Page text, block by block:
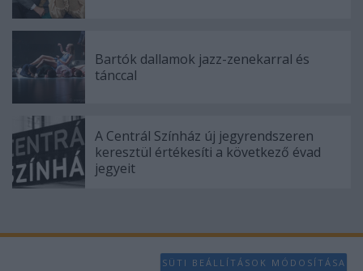
Bartók dallamok jazz-zenekarral és
tánccal
A Centrál Színház új jegyrendszeren
keresztül értékesíti a következő évad
jegyeit
SÜTI BEÁLLÍTÁSOK MÓDOSÍTÁSA